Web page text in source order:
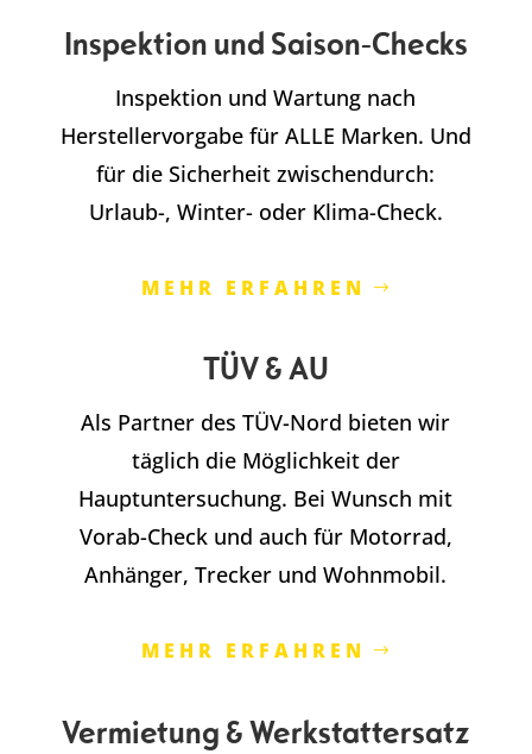
Inspektion und Saison-Checks
Inspektion und Wartung nach
Herstellervorgabe für ALLE Marken. Und
für die Sicherheit zwischendurch:
Urlaub-, Winter- oder Klima-Check.
MEHR ERFAHREN
TÜV & AU
Als Partner des TÜV-Nord bieten wir
täglich die Möglichkeit der
Hauptuntersuchung. Bei Wunsch mit
Vorab-Check und auch für Motorrad,
Anhänger, Trecker und Wohnmobil.
MEHR ERFAHREN
Vermietung & Werkstattersatz